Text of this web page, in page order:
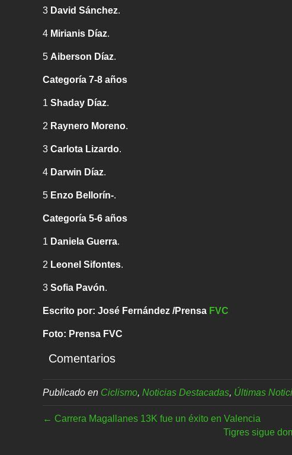
3 David Sánchez.
4 Mirianis Díaz.
5 Aiberson Díaz.
Categoría 7-8 años
1 Shaday Díaz.
2 Raynero Moreno.
3 Carlota Lizardo.
4 Darwin Díaz.
5 Enzo Bellorín-.
Categoría 5-6 años
1 Daniela Guerra.
2 Leonel Sifontes.
3 Sofia Pavón.
Escrito por: José Fernández /Prensa FVC
Foto: Prensa FVC
Comentarios
Publicado en Ciclismo, Noticias Destacadas, Últimas
← Carrera Magallanes 13K fue un éxito en Valencia
Tigres sigue